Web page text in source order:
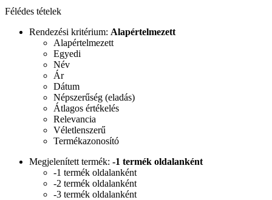
Félédes tételek
Rendezési kritérium: Alapértelmezett
Alapértelmezett
Egyedi
Név
Ár
Dátum
Népszerűség (eladás)
Átlagos értékelés
Relevancia
Véletlenszerű
Termékazonosító
Megjelenített termék: -1 termék oldalanként
-1 termék oldalanként
-2 termék oldalanként
-3 termék oldalanként